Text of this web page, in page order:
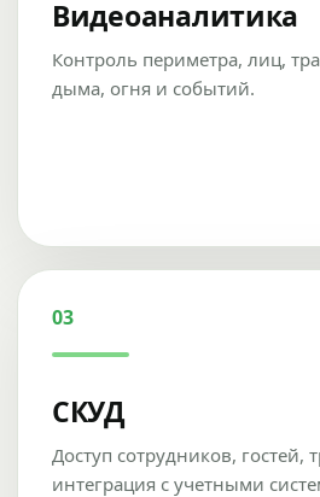
Видеоаналитика
Контроль периметра, лиц,
дыма, огня и событий.
03
СКУД
Доступ сотрудников, гостей,
интеграция с учетными